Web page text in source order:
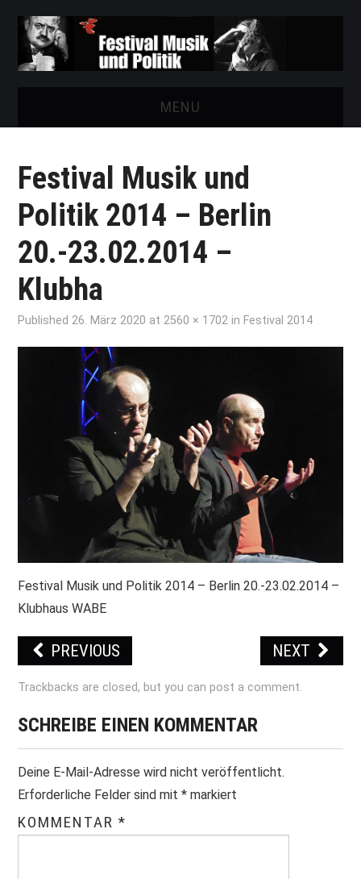
MENU
FESTIVAL
NEWS
AUSSTELLUNGEN
ARCHIV
PRINT & CDS
IMPRESSUM
Festival Musik und
Politik 2014 – Berlin
20.-23.02.2014 –
Klubha
Published26. März 2020 at2560 × 1702 in Festival 2014
Festival Musik und Politik 2014 – Berlin 20.-23.02.2014 –
Klubhaus WABE
PREVIOUS NEXT
Trackbacks are closed, but you canpost a comment.
SCHREIBE EINEN KOMMENTAR
Deine E-Mail-Adresse wird nicht veröffentlicht.
Erforderliche Felder sind mit* markiert
KOMMENTAR*